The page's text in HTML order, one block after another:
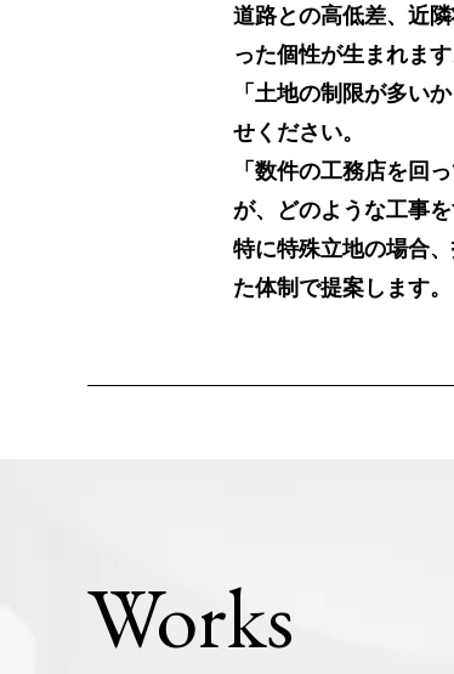
道路との高低差、近
った個性が生まれます
「土地の制限が多い
せください。
「数件の工務店を回
が、どのような工事
特に特殊立地の場合
た体制で提案します。
Works